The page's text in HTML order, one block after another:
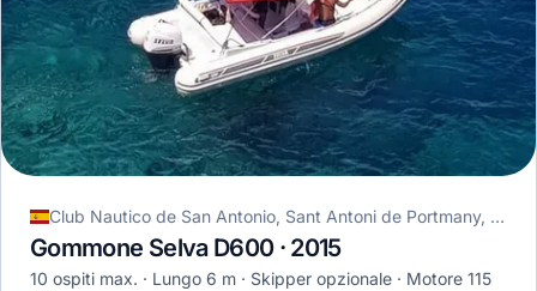
Club Nautico de San Antonio, Sant Antoni de Portmany, Spagna
Gommone Selva D600 · 2015
10 ospiti max. Lungo 6 m Skipper opzionale
Motore 115